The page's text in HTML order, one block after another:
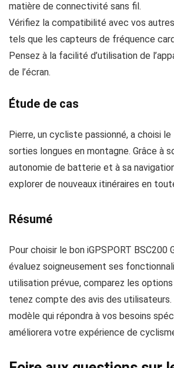
matière de connectivité sans fil.
Vérifiez la compatibilité avec vos
tels que les capteurs de fréquence
Pensez à la facilité d’utilisation de
de l’écran.
Étude de cas
Pierre, un cycliste passionné, a choisi
sorties longues en montagne. Grâce à
autonomie de batterie et à sa
explorer de nouveaux itinéraires en
Résumé
Pour choisir le bon iGPSPORT BSC200
évaluez soigneusement ses
utilisation prévue, comparez les
tenez compte des avis des utilisateurs.
modèle qui répondra à vos besoins
améliorera votre expérience de